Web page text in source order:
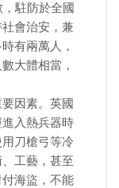
駐防於全國
會治安，兼
有兩萬人，
大體相當，
因素。英國
入熱兵器時
刀槍弓等冷
工藝，甚至
海盜，不能